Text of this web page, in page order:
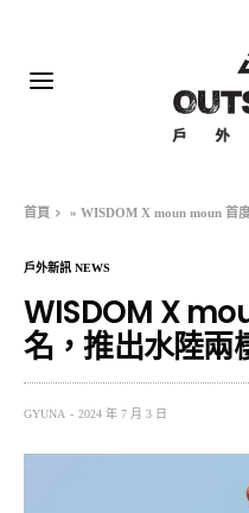
首頁 »WISDOM X moun moun 首
戶外新訊 NEWS
WISDOM X
名，推出水陸兩
GYUNA 2024 年 7 月 3 日